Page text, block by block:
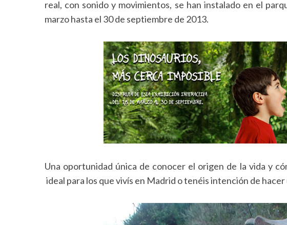
real, con sonido y movimientos, se han instalado en el
marzo hasta el 30 de septiembre de 2013.
Una oportunidad única de conocer el origen de la vida y
ideal para los que vivís en Madrid o tenéis intención de hacer